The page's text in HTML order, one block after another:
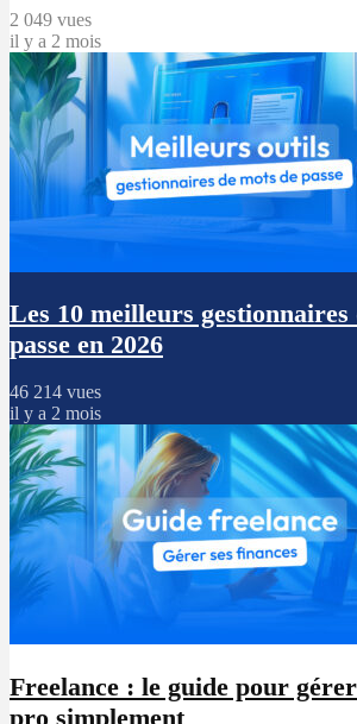
2 049 vues
il y a 2 mois
Les 10 meilleurs gestionnaires
passe en 2026
46 214 vues
il y a 2 mois
Freelance : le guide pour
pro simplement